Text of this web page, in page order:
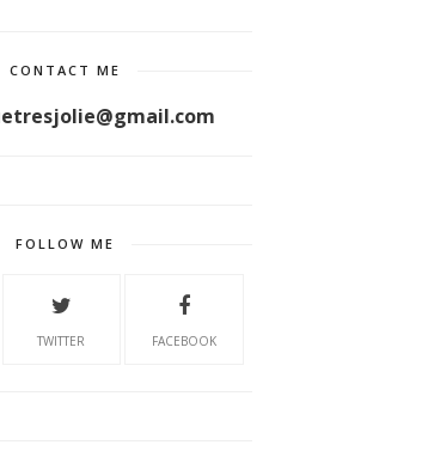
CONTACT ME
FOLLOW ME
TWITTER FACEBOOK